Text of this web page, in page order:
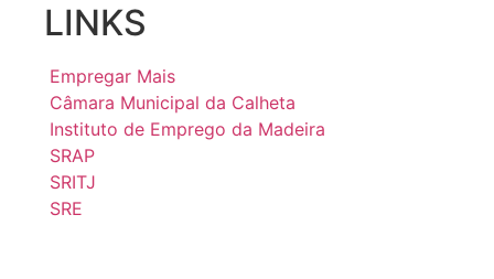
LINKS
Empregar Mais
Câmara Municipal da Calheta
Instituto de Emprego da Madeira
SRAP
SRITJ
SRE